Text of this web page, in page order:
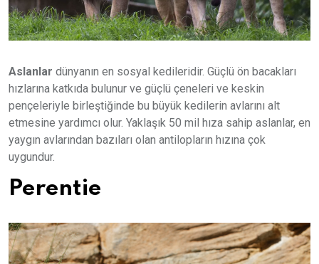
Aslanlar dünyanın en sosyal kedileridir. Güçlü ön bacakları
hızlarına katkıda bulunur ve güçlü çeneleri ve keskin
pençeleriyle birleştiğinde bu büyük kedilerin avlarını alt
etmesine yardımcı olur. Yaklaşık 50 mil hıza sahip aslanlar, en
yaygın avlarından bazıları olan antilopların hızına çok
uygundur.
Perentie